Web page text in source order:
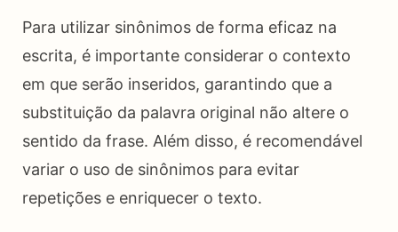
Para utilizar sinônimos de forma eficaz na
escrita, é importante considerar o contexto
em que serão inseridos, garantindo que a
substituição da palavra original não altere o
sentido da frase. Além disso, é recomendável
variar o uso de sinônimos para evitar
repetições e enriquecer o texto.